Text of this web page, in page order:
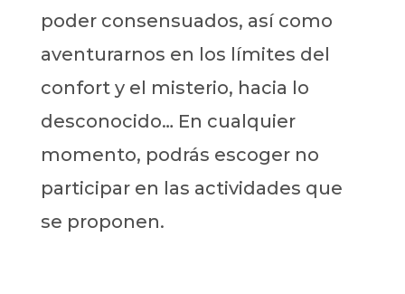
poder consensuados, así como
aventurarnos en los límites del
confort y el misterio, hacia lo
desconocido… En cualquier
momento, podrás escoger no
participar en las actividades que
se proponen.